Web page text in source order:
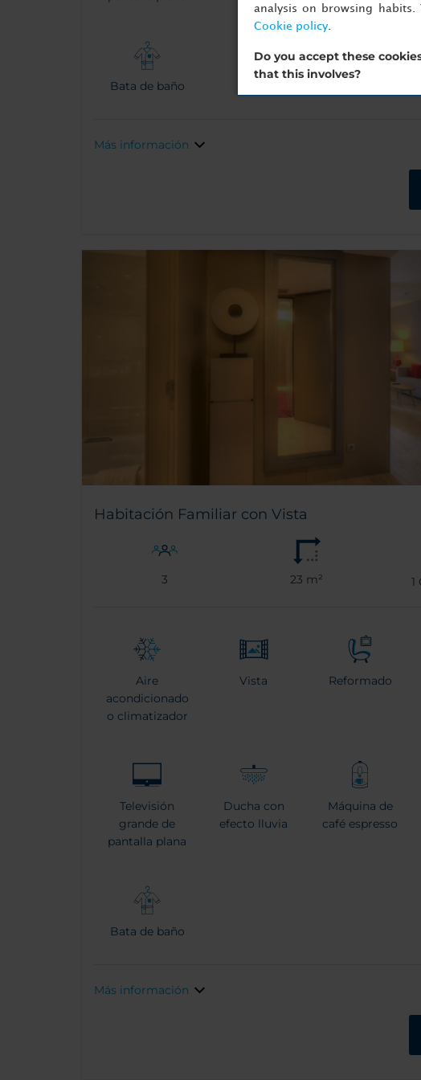
Bata de baño
Más información
Habitación Familiar con Vista
3 23 m² 1
Aire
acondicionado
o climatizador
Vista Reformado
Televisión
grande de
pantalla plana
Ducha con
efecto lluvia
Máquina de
café espresso
Bata de baño
Más información
analysis on browsing habits.
Cookie policy.
Do you accept these
that this involves?